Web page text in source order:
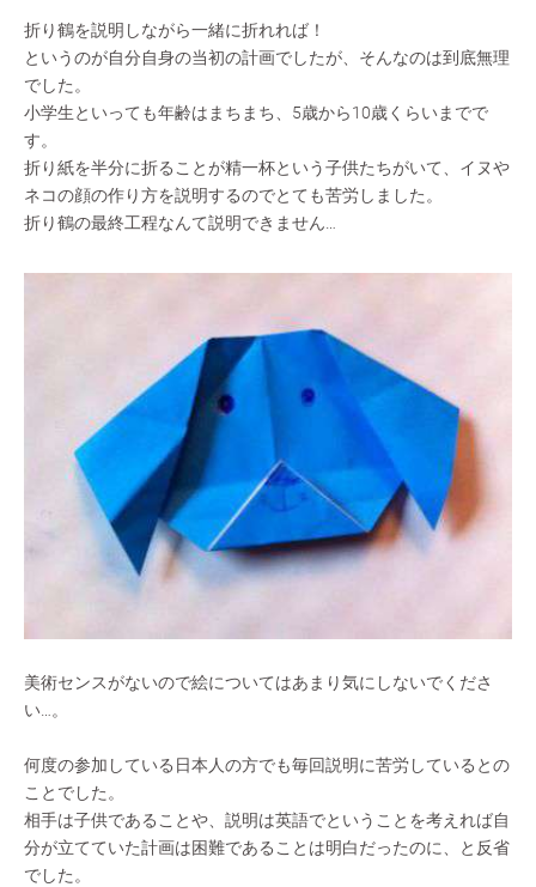
折り鶴を説明しながら一緒に折れれば！
というのが自分自身の当初の計画でしたが、そんなのは到底無理
でした。
小学生といっても年齢はまちまち、5歳から10歳くらいまでで
す。
折り紙を半分に折ることが精一杯という子供たちがいて、イヌや
ネコの顔の作り方を説明するのでとても苦労しました。
折り鶴の最終工程なんて説明できません…
美術センスがないので絵についてはあまり気にしないでくださ
い…。
何度の参加している日本人の方でも毎回説明に苦労しているとの
ことでした。
相手は子供であることや、説明は英語でということを考えれば自
分が立てていた計画は困難であることは明白だったのに、と反省
でした。